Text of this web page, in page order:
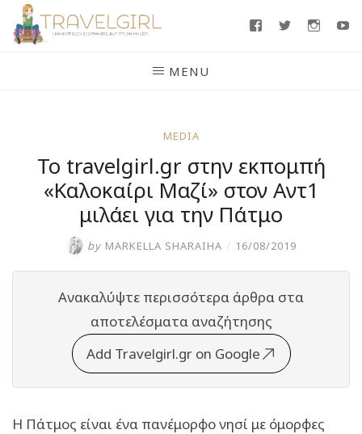
Skip
FacebookTwitter
MENU
MEDIA
Το travelgirl.gr στην εκπομπή
«Καλοκαίρι Μαζί» στον Αντ1
μιλάει για την Πάτμο
by MARKELLA SHARAIHA / 16/08/2019
Ανακαλύψτε περισσότερα άρθρα στα
αποτελέσματα αναζήτησης
Add Travelgirl.gr on Google
Η Πάτμος είναι ένα πανέμορφο νησί με όμορφες